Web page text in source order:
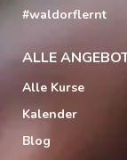
#waldorflernt
ALLE
Alle Kurse
Kalender
Blog